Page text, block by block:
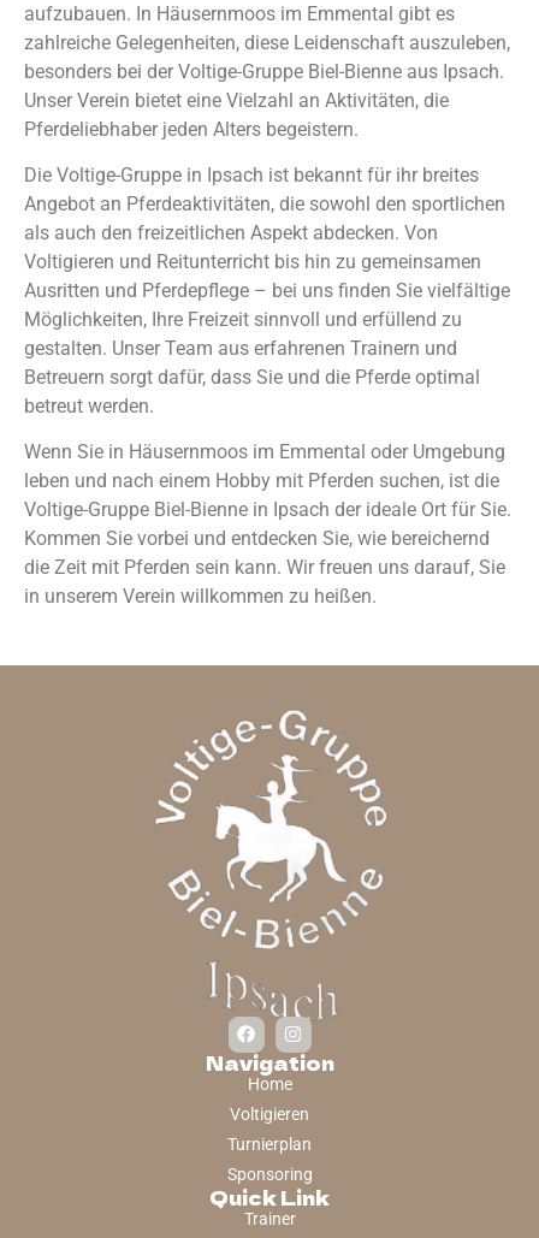
aufzubauen. In Häusernmoos im Emmental gibt es
zahlreiche Gelegenheiten, diese Leidenschaft auszuleben,
besonders bei der Voltige-Gruppe Biel-Bienne aus Ipsach.
Unser Verein bietet eine Vielzahl an Aktivitäten, die
Pferdeliebhaber jeden Alters begeistern.
Die Voltige-Gruppe in Ipsach ist bekannt für ihr breites
Angebot an Pferdeaktivitäten, die sowohl den sportlichen
als auch den freizeitlichen Aspekt abdecken. Von
Voltigieren und Reitunterricht bis hin zu gemeinsamen
Ausritten und Pferdepflege – bei uns finden Sie vielfältige
Möglichkeiten, Ihre Freizeit sinnvoll und erfüllend zu
gestalten. Unser Team aus erfahrenen Trainern und
Betreuern sorgt dafür, dass Sie und die Pferde optimal
betreut werden.
Wenn Sie in Häusernmoos im Emmental oder Umgebung
leben und nach einem Hobby mit Pferden suchen, ist die
Voltige-Gruppe Biel-Bienne in Ipsach der ideale Ort für Sie.
Kommen Sie vorbei und entdecken Sie, wie bereichernd
die Zeit mit Pferden sein kann. Wir freuen uns darauf, Sie
in unserem Verein willkommen zu heißen.
Navigation
Home
Voltigieren
Turnierplan
Sponsoring
Quick Link
Trainer